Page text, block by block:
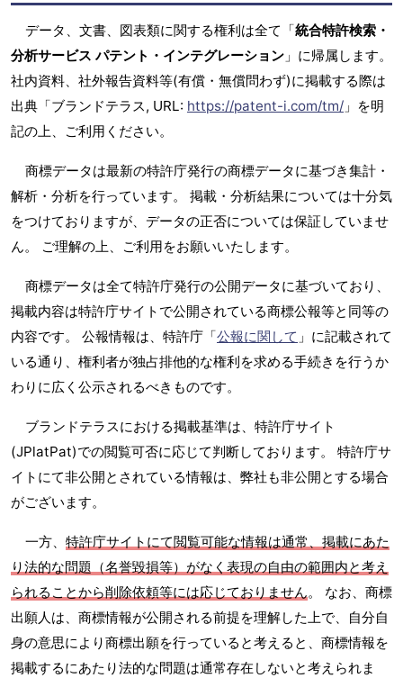
データ、文書、図表類に関する権利は全て「統合特許検索・
分析サービス パテント・インテグレーション 」に帰属します。
社内資料、社外報告資料等(有償・無償問わず)に掲載する際は
出典「ブランドテラス, URL: https://patent-i.com/tm/ 」を明
記の上、ご利用ください。
商標データは最新の特許庁発行の商標データに基づき集計・
解析・分析を行っています。 掲載・分析結果については十分気
をつけておりますが、データの正否については保証していませ
ん。 ご理解の上、ご利用をお願いいたします。
商標データは全て特許庁発行の公開データに基づいており、
掲載内容は特許庁サイトで公開されている商標公報等と同等の
内容です。 公報情報は、特許庁「公報に関して 」に記載されて
いる通り、権利者が独占排他的な権利を求める手続きを行うか
わりに広く公示されるべきものです。
ブランドテラスにおける掲載基準は、特許庁サイト
(JPlatPat)での閲覧可否に応じて判断しております。 特許庁サ
イトにて非公開とされている情報は、弊社も非公開とする場合
がございます。
一方、 特許庁サイトにて閲覧可能な情報は通常、掲載にあた
り法的な問題（名誉毀損等）がなく表現の自由の範囲内と考え
られることから削除依頼等には応じておりません。 なお、商標
出願人は、商標情報が公開される前提を理解した上で、自分自
身の意思により商標出願を行っていると考えると、商標情報を
掲載するにあたり法的な問題は通常存在しないと考えられま